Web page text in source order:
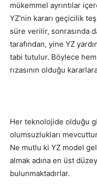
mükemmel ayrıntılar
YZ’nin kararı geçicilik
süre verilir, sonrasında
tarafından, yine YZ
tabi tutulur. Böylece hem
rızasının olduğu
Her teknolojide olduğu
olumsuzlukları
Ne mutlu ki YZ model
almak adına en üst
bulunmaktadırlar.